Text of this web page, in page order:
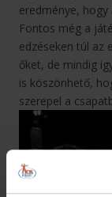
eredménye,
Fontos még a
edzéseken túl az
őket, de mindig
is köszönhető,
szerepel a